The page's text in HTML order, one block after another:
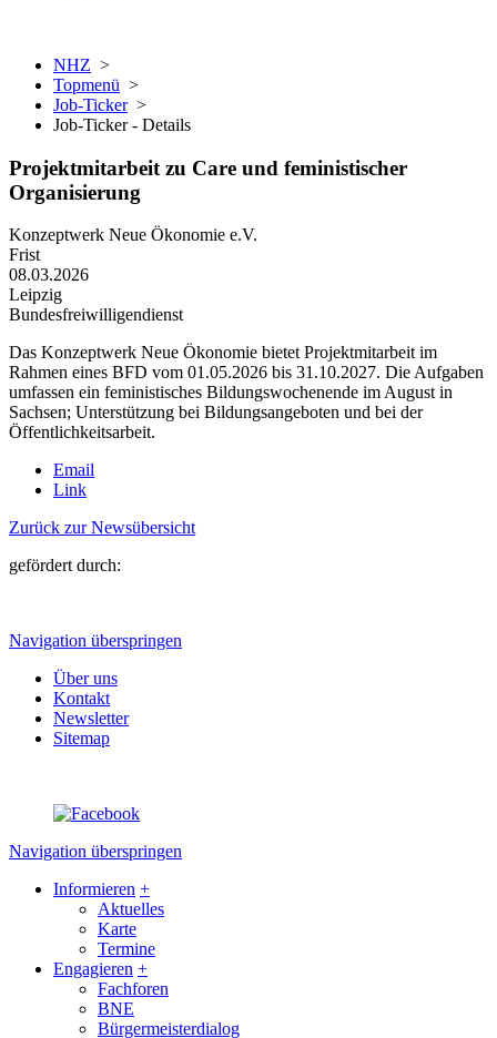
NHZ >
Topmenü >
Job-Ticker>
Job-Ticker - Details
Projektmitarbeit zu Care und feministischer
Organisierung
Konzeptwerk Neue Ökonomie e.V.
Frist
08.03.2026
Leipzig
Bundesfreiwilligendienst
Das Konzeptwerk Neue Ökonomie bietet Projektmitarbeit im
Rahmen eines BFD vom 01.05.2026 bis 31.10.2027. Die Aufgaben
umfassen ein feministisches Bildungswochenende im August in
Sachsen; Unterstützung bei Bildungsangeboten und bei der
Öffentlichkeitsarbeit.
Email
Link
Zurück zur Newsübersicht
gefördert durch:
Navigation überspringen
Über uns
Kontakt
Newsletter
Sitemap
Navigation überspringen
Informieren +
Aktuelles
Karte
Termine
Engagieren +
Fachforen
BNE
Bürgermeisterdialog